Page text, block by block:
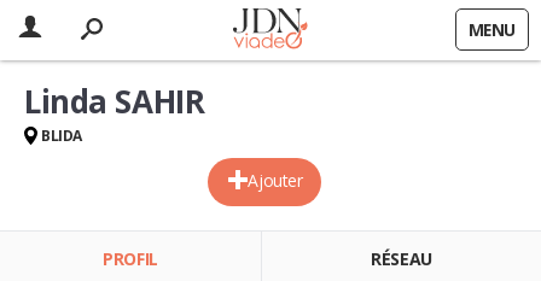
MENU
Ajouter
Linda SAHIR
BLIDA
PROFIL RÉSEAU